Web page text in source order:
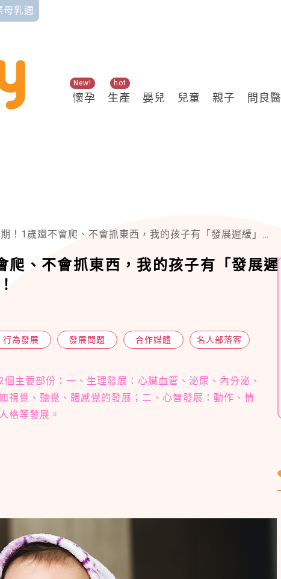
乳週
懷孕
New!
生產
hot
嬰兒 兒童 親子 問良醫
還不會爬、不會抓東西，我的孩子有「發展遲緩」嗎？「2張圖」教父母檢測！
爬、不會抓東西，我的孩子有「發展遲
行為發展 發展問題 合作媒體 名人部落客
主要部份：一、生理發展：心臟血管、泌尿、內分泌、
視覺、聽覺、體感覺的發展；二、心智發展：動作、情
格等發展。